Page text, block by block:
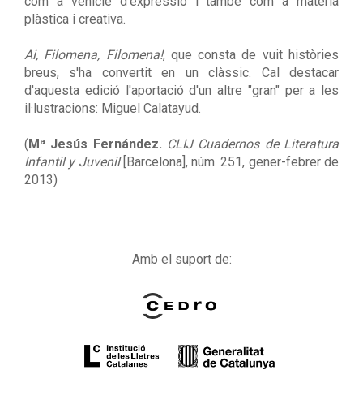
plàstica i creativa.
Ai, Filomena, Filomena!, que consta de vuit històries
breus, s'ha convertit en un clàssic. Cal destacar
d'aquesta edició l'aportació d'un altre "gran" per a les
il·lustracions: Miguel Calatayud.
(Mª Jesús Fernández. CLIJ Cuadernos de Literatura
Infantil y Juvenil[Barcelona], núm. 251, gener-febrer de
2013)
Amb el suport de: